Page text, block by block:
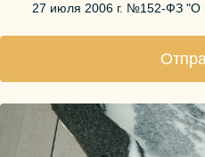
27 июля 2006 г. №152-ФЗ "О